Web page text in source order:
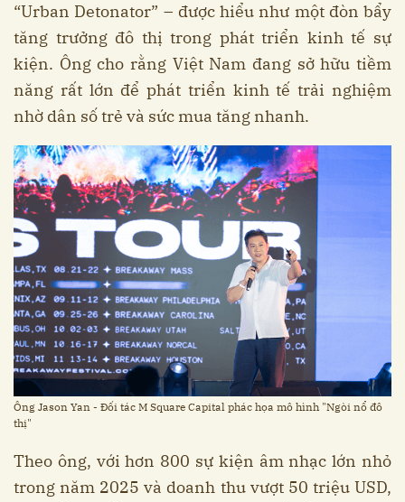
“Urban Detonator” – được hiểu như một đòn bẩy
tăng trưởng đô thị trong phát triển kinh tế sự
kiện. Ông cho rằng Việt Nam đang sở hữu tiềm
năng rất lớn để phát triển kinh tế trải nghiệm
nhờ dân số trẻ và sức mua tăng nhanh.
Ông Jason Yan - Đối tác M Square Capital phác họa mô hình "Ngòi nổ đô
thị"
Theo ông, với hơn 800 sự kiện âm nhạc lớn nhỏ
trong năm 2025 và doanh thu vượt 50 triệu USD,